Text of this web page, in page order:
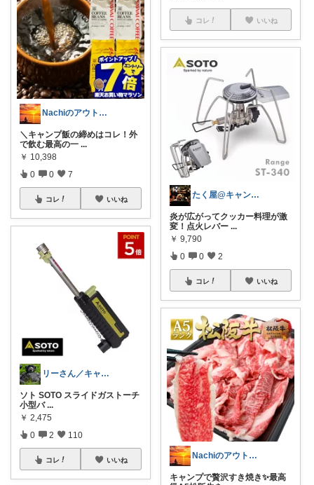
Nachiのアウトドアライフ⛺️🎣
＼キャンプ飯の締めはコレ！外
で飲む最高の一 ...
￥ 10,398
0 0 7
コレ いいね
リーさん／キャンプに徹する‼️
ソト SOTO スライドガストーチ
小型バ ...
￥ 2,475
0 2 110
コレ いいね
コレ いいね
たく屋@キャンプ🏕️
炎が広がってクッカー料理が激
変！点火レバー ...
￥ 9,790
0 0 2
コレ いいね
Nachiのアウトドアライフ⛺️🎣
キャンプで贅沢すき焼き✨最高